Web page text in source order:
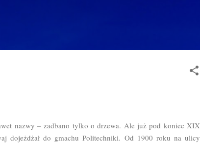
nazwy – zadbano tylko o drzewa. Ale już pod koniec XIX
dojeżdżał do gmachu Politechniki. Od 1900 roku na ulicy